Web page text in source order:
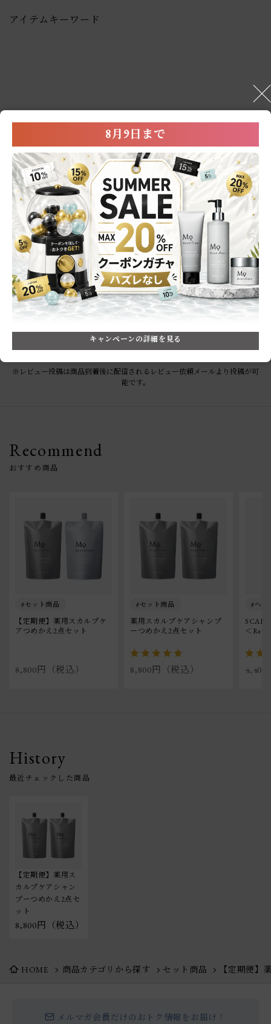
アイテムキーワード
User’s Review
0.0 レビュー件数：0 件
★5
(0)
4
(0)
(0)
★2
★1 (0)
レビューはありません。
※レビュー投稿は商品到着後に配信されるレビュー依頼メールより投稿が可
能です。
Recommend
セット商品
【定期便】薬用スカルプケ
アつめかえ2点セット
8,800円（税込）
セット商品
薬用スカルプケアシャンプ
ーつめかえ2点セット
8,800円（税込）
ヘア
＜
4,400
History
【定期便】薬用ス
カルプケアシャン
プーつめかえ2点セ
ット
8,800円（税込）
HOME 商品カテゴリから探す セット商品 【定期便】
メルマガ会員だけのおトク情報をお届け！
8月9日まで
キャンペーンの詳細を見る